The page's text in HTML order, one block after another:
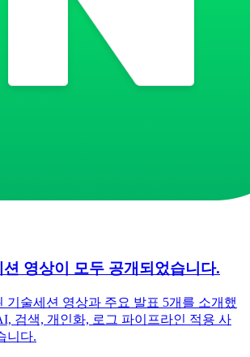
영상이 모두 공개되었습니다.
기술세션 영상과 주요 발표 5개를 소개했
검색, 개인화, 로그 파이프라인 적용 사
니다.